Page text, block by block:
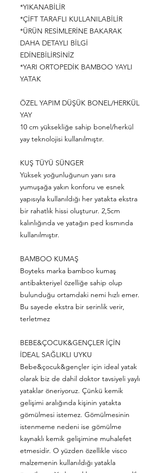
*YIKANABİLİR
*ÇİFT TARAFLI KULLANILABİLİR
*ÜRÜN RESİMLERİNE BAKARAK
DAHA DETAYLI BİLGİ
EDİNEBİLİRSİNİZ
*YARI ORTOPEDİK BAMBOO YAYLI
YATAK
ÖZEL YAPIM DÜŞÜK BONEL/HERKÜL
YAY
10 cm yüksekliğe sahip bonel/herkül
yay teknolojisi kullanılmıştır.
KUŞ TÜYÜ SÜNGER
Yüksek yoğunluğunun yanı sıra
yumuşağa yakın konforu ve esnek
yapısıyla kullanıldığı her yatakta ekstra
bir rahatlık hissi oluşturur. 2,5cm
kalınlığında ve yatağın ped kısmında
kullanılmıştır.
BAMBOO KUMAŞ
Boyteks marka bamboo kumaş
antibakteriyel özelliğe sahip olup
bulunduğu ortamdaki nemi hızlı emer.
Bu sayede ekstra bir serinlik verir,
terletmez
BEBE&ÇOCUK&GENÇLER İÇİN
İDEAL SAĞLIKLI UYKU
Bebe&çocuk&gençler için ideal yatak
olarak biz de dahil doktor tavsiyeli yaylı
yataklar öneriyoruz. Çünkü kemik
gelişimi aralığında kişinin yatakta
gömülmesi istemez. Gömülmesinin
istenmeme nedeni ise gömülme
kaynaklı kemik gelişimine muhalefet
etmesidir. O yüzden özellikle visco
malzemenin kullanıldığı yatakla